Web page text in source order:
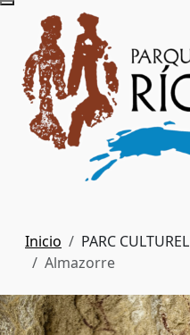
Inicio PARC CULTUREL
Almazorre